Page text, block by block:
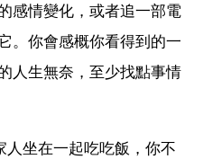
感情變化，或者追一部電
。你會感概你看得到的一
人生無奈，至少找點事情
坐在一起吃吃飯，你不